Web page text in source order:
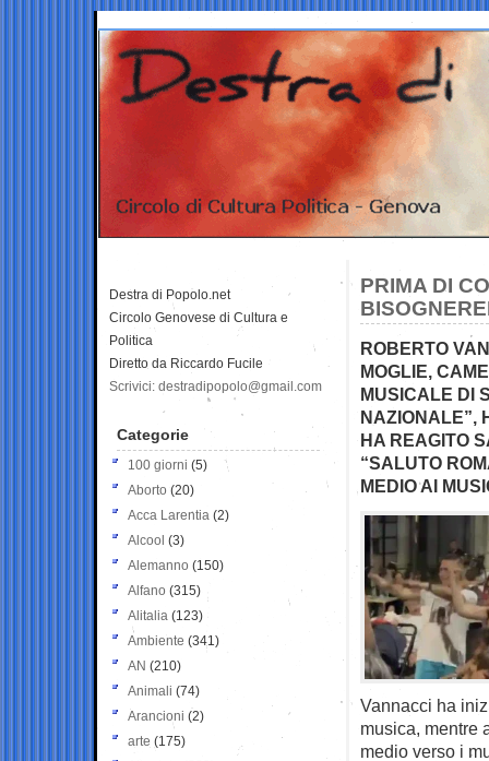
PRIMA DI
ROBERTO
MOGLIE,
MUSICALE DI
NAZIONALE”,
HA REAGITO
“SALUTO
MEDIO AI
Vannacci ha
musica, mentre
medio verso i
Destra di Popolo.net
Circolo Genovese di Cultura e
Politica
Diretto da Riccardo Fucile
Scrivici: destradipopolo@gmail.com
Categorie
100 giorni (5)
Aborto (20)
Acca Larentia (2)
Alcool (3)
Alemanno (150)
Alfano (315)
Alitalia (123)
Ambiente (341)
AN (210)
Animali (74)
Arancioni (2)
arte (175)